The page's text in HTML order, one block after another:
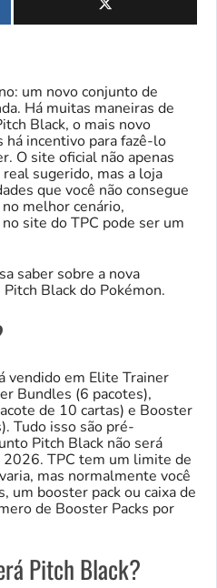
um novo conjunto de
Há muitas maneiras de
Black, o mais novo
há incentivo para fazê-lo
O site oficial não apenas
sugerido, mas a loja
que você não consegue
melhor cenário,
site do TPC pode ser um
saber sobre a nova
Black do Pokémon.
vendido em Elite Trainer
Bundles (6 pacotes),
de 10 cartas) e Booster
Tudo isso são pré-
Pitch Black não será
TPC tem um limite de
mas normalmente você
um booster pack ou caixa de
de Booster Packs por
Pitch Black?